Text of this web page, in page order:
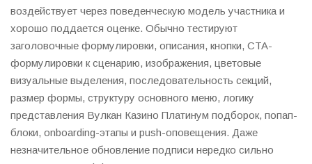
воздействует через поведенческую модель участника и
хорошо поддается оценке. Обычно тестируют
заголовочные формулировки, описания, кнопки, CTA-
формулировки к сценарию, изображения, цветовые
визуальные выделения, последовательность секций,
размер формы, структуру основного меню, логику
представления Вулкан Казино Платинум подборок, попап-
блоки, onboarding-этапы и push-оповещения. Даже
незначительное обновление подписи нередко сильно